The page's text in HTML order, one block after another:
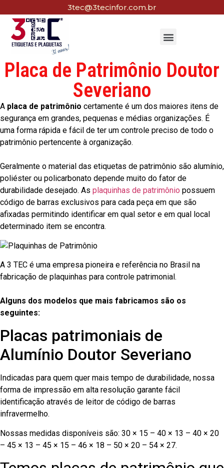
3tec@3tecinfor.com.br
Placa de Patrimônio Doutor
Severiano
A placa de patrimônio certamente é um dos maiores itens de
segurança em grandes, pequenas e médias organizações. É
uma forma rápida e fácil de ter um controle preciso de todo o
patrimônio pertencente à organização.
Geralmente o material das etiquetas de patrimônio são alumínio,
poliéster ou policarbonato depende muito do fator de
durabilidade desejado. As plaquinhas de patrimônio possuem
código de barras exclusivos para cada peça em que são
afixadas permitindo identificar em qual setor e em qual local
determinado item se encontra.
A 3 TEC é uma empresa pioneira e referência no Brasil na
fabricação de plaquinhas para controle patrimonial.
Alguns dos modelos que mais fabricamos são os
seguintes:
Placas patrimoniais de
Alumínio Doutor Severiano
Indicadas para quem quer mais tempo de durabilidade, nossa
forma de impressão em alta resolução garante fácil
identificação através de leitor de código de barras
infravermelho.
Nossas medidas disponíveis são: 30 × 15 – 40 × 13 – 40 × 20
– 45 × 13 – 45 × 15 – 46 × 18 – 50 × 20 – 54 × 27.